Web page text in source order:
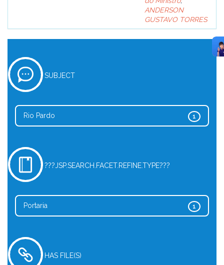
ANDERSON
GUSTAVO TORRES
SUBJECT
1
Rio Pardo
???JSP.SEARCH.FACET.REFINE.TYPE???
1
Portaria
HAS FILE(S)